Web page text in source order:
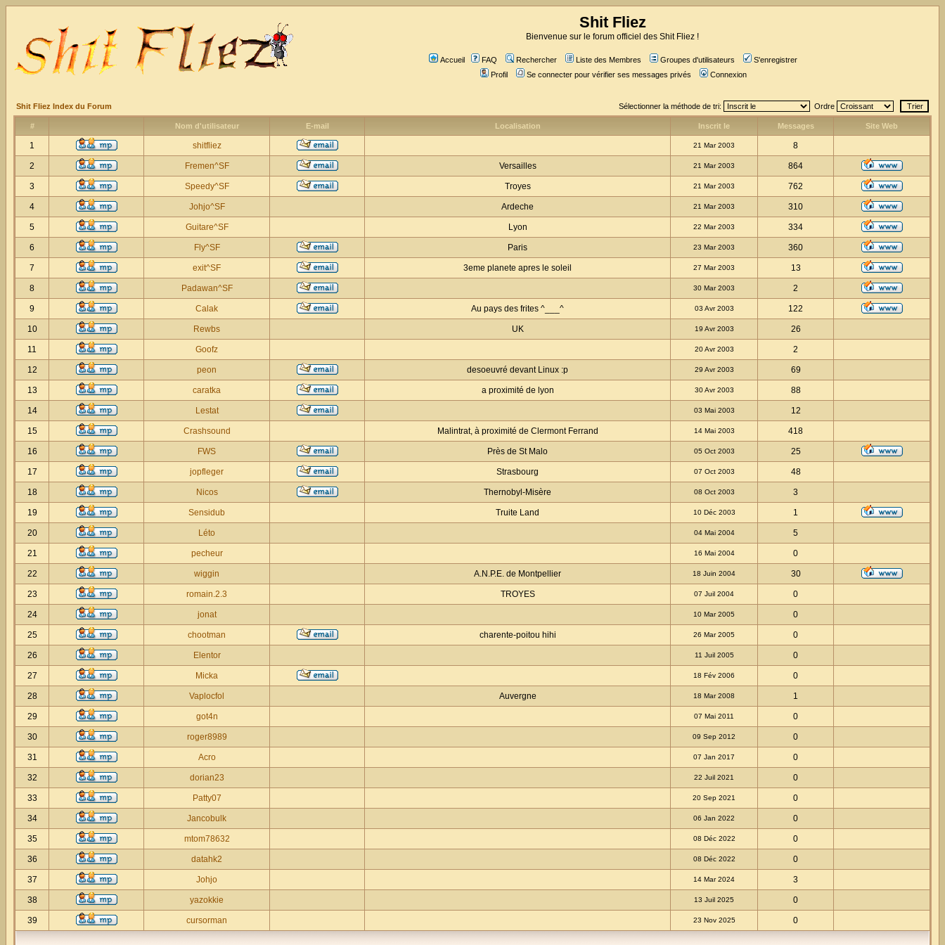
Shit Fliez
Bienvenue sur le forum officiel des Shit Fliez !
Accueil FAQ Rechercher Liste des Membres Groupes d'utilisateurs
S'enregistrer
Profil
Se connecter pour vérifier ses messages privés Connexion
Shit Fliez Index du Forum Sélectionner la méthode de tri: Ordre
# Nom d'utilisateur E-mail Localisation Inscrit le Messages Site Web
1 shitfliez 21 Mar 2003 8
2 Fremen^SF Versailles 21 Mar 2003 864
3 Speedy^SF Troyes 21 Mar 2003 762
4 Johjo^SF Ardeche 21 Mar 2003 310
5 Guitare^SF Lyon 22 Mar 2003 334
6 Fly^SF Paris 23 Mar 2003 360
7 exit^SF 3eme planete apres le soleil 27 Mar 2003 13
8 Padawan^SF 30 Mar 2003 2
9 Calak Au pays des frites ^___^ 03 Avr 2003 122
10 Rewbs UK 19 Avr 2003 26
11 Goofz 20 Avr 2003 2
12 peon desoeuvré devant Linux :p 29 Avr 2003 69
13 caratka a proximité de lyon 30 Avr 2003 88
14 Lestat 03 Mai 2003 12
15 Crashsound Malintrat, à proximité de Clermont Ferrand 14 Mai 2003 418
16 FWS Près de St Malo 05 Oct 2003 25
17 jopfleger Strasbourg 07 Oct 2003 48
18 Nicos Thernobyl-Misère 08 Oct 2003 3
19 Sensidub Truite Land 10 Déc 2003 1
20 Léto 04 Mai 2004 5
21 pecheur 16 Mai 2004 0
22 wiggin A.N.P.E. de Montpellier 18 Juin 2004 30
23 romain.2.3 TROYES 07 Juil 2004 0
24 jonat 10 Mar 2005 0
25 chootman charente-poitou hihi 26 Mar 2005 0
26 Elentor 11 Juil 2005 0
27 Micka 18 Fév 2006 0
28 Vaplocfol Auvergne 18 Mar 2008 1
29 got4n 07 Mai 2011 0
30 roger8989 09 Sep 2012 0
31 Acro 07 Jan 2017 0
32 dorian23 22 Juil 2021 0
33 Patty07 20 Sep 2021 0
34 Jancobulk 06 Jan 2022 0
35 mtom78632 08 Déc 2022 0
36 datahk2 08 Déc 2022 0
37 Johjo 14 Mar 2024 3
38 yazokkie 13 Juil 2025 0
39 cursorman 23 Nov 2025 0